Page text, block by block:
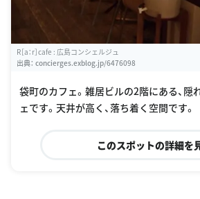
R［a：r］cafe : 広島コンシェルジュ
出典： concierges.exblog.jp/6476098
袋町のカフェ。雑居ビルの2階にある、隠
ェです。天井が高く、落ち着く空間です。
このスポットの詳細を